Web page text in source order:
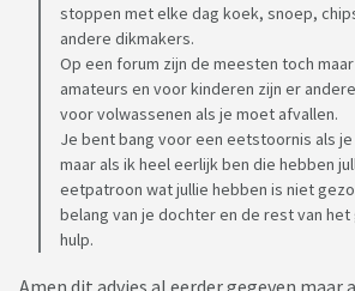
stoppen met elke dag koek, snoep,
andere dikmakers.
Op een forum zijn de meesten toch
amateurs en voor kinderen zijn er
voor volwassenen als je moet afvallen.
Je bent bang voor een eetstoornis als
maar als ik heel eerlijk ben die hebben
eetpatroon wat jullie hebben is niet
belang van je dochter en de rest van
hulp.